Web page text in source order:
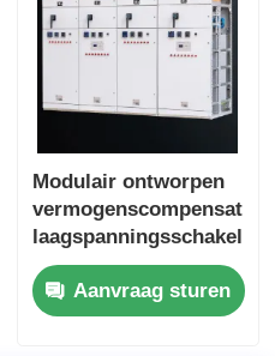
Modulair ontworpen
Aanvraag sturen